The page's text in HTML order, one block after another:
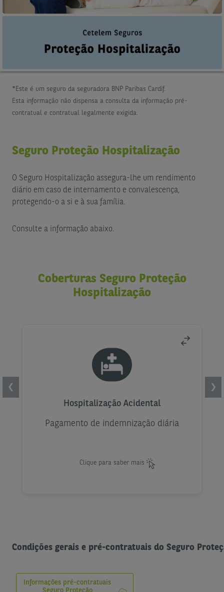
*Este é um seguro da seguradora BNP Paribas Cardif.
Esta informação não dispensa a consulta da informação pré-
contratual e contratual legalmente exigida.
Seguro Proteção Hospitalização
O Seguro Hospitalização assegura-lhe um rendimento
diário em caso de internamento e convalescença,
protegendo-o a si e à sua família.
Consulte a informação abaixo.
Coberturas Seguro Proteção
Hospitalização
❮ ❯
Hospitalização Acidental
Pagamento de indemnização diária
Clique para saber mais
Hospitalização Acidental
Pagamento de indemnização diária no
valor de 75€ ou 100€ (na sequência de
Condições gerais e pré-contratuais do Seguro
Informações pré-contratuais
Seguro Proteção